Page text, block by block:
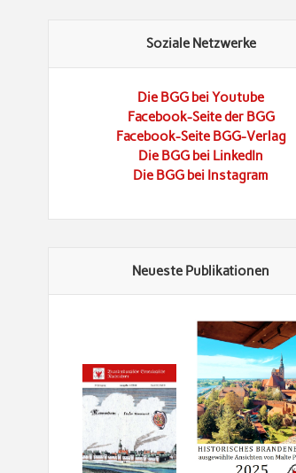
Soziale Netzwerke
Die BGG bei Youtube
Facebook-Seite der BGG
Facebook-Seite BGG-Verlag
Die BGG bei LinkedIn
Die BGG bei Instagram
Neueste Publikationen